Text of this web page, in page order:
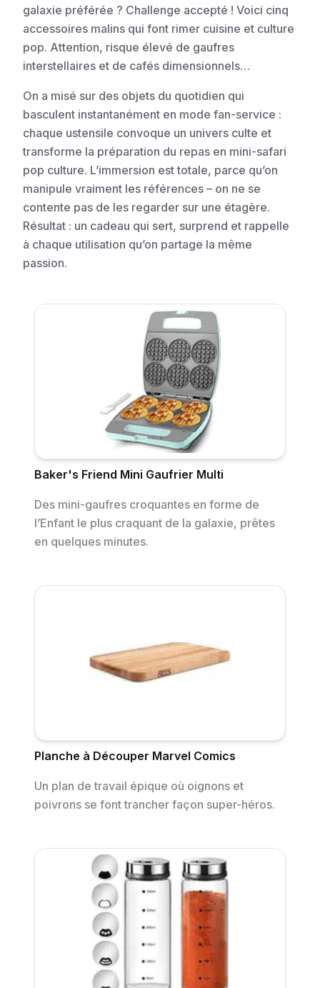
galaxie préférée ? Challenge accepté ! Voici cinq
accessoires malins qui font rimer cuisine et culture
pop. Attention, risque élevé de gaufres
interstellaires et de cafés dimensionnels…
On a misé sur des objets du quotidien qui
basculent instantanément en mode fan-service :
chaque ustensile convoque un univers culte et
transforme la préparation du repas en mini-safari
pop culture. L’immersion est totale, parce qu’on
manipule vraiment les références – on ne se
contente pas de les regarder sur une étagère.
Résultat : un cadeau qui sert, surprend et rappelle
à chaque utilisation qu’on partage la même
passion.
Baker's Friend Mini Gaufrier Multi
Des mini-gaufres croquantes en forme de
l’Enfant le plus craquant de la galaxie, prêtes
en quelques minutes.
Planche à Découper Marvel Comics
Un plan de travail épique où oignons et
poivrons se font trancher façon super-héros.